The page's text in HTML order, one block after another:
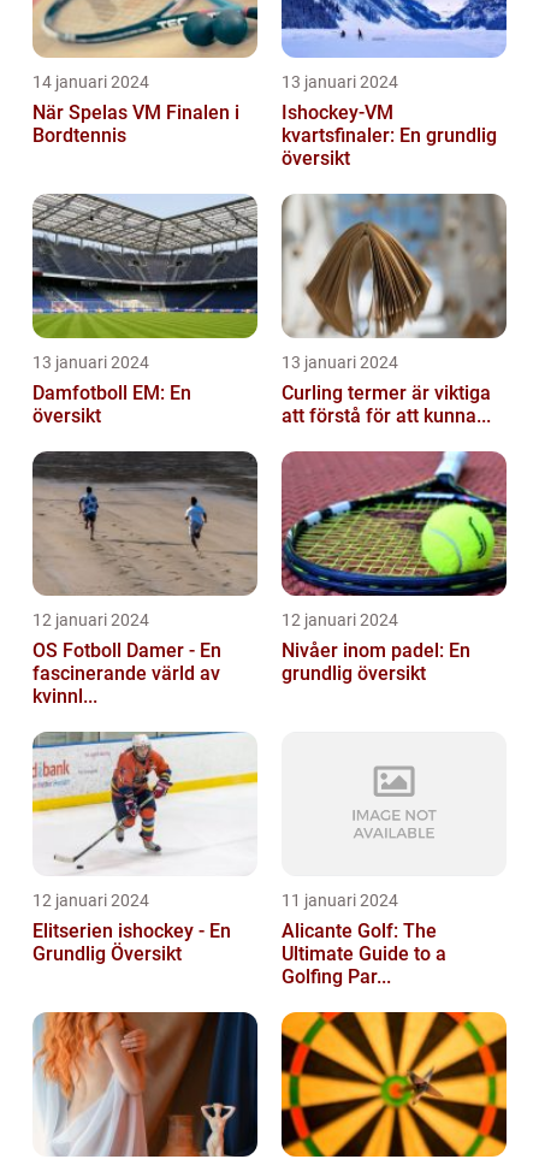
14 januari 2024
När Spelas VM Finalen i
Bordtennis
13 januari 2024
Ishockey-VM
kvartsfinaler: En grundlig
översikt
13 januari 2024
Damfotboll EM: En
översikt
13 januari 2024
Curling termer är viktiga
att förstå för att kunna...
12 januari 2024
OS Fotboll Damer - En
fascinerande värld av
kvinnl...
12 januari 2024
Nivåer inom padel: En
grundlig översikt
12 januari 2024
Elitserien ishockey - En
Grundlig Översikt
11 januari 2024
Alicante Golf: The
Ultimate Guide to a
Golfing Par...